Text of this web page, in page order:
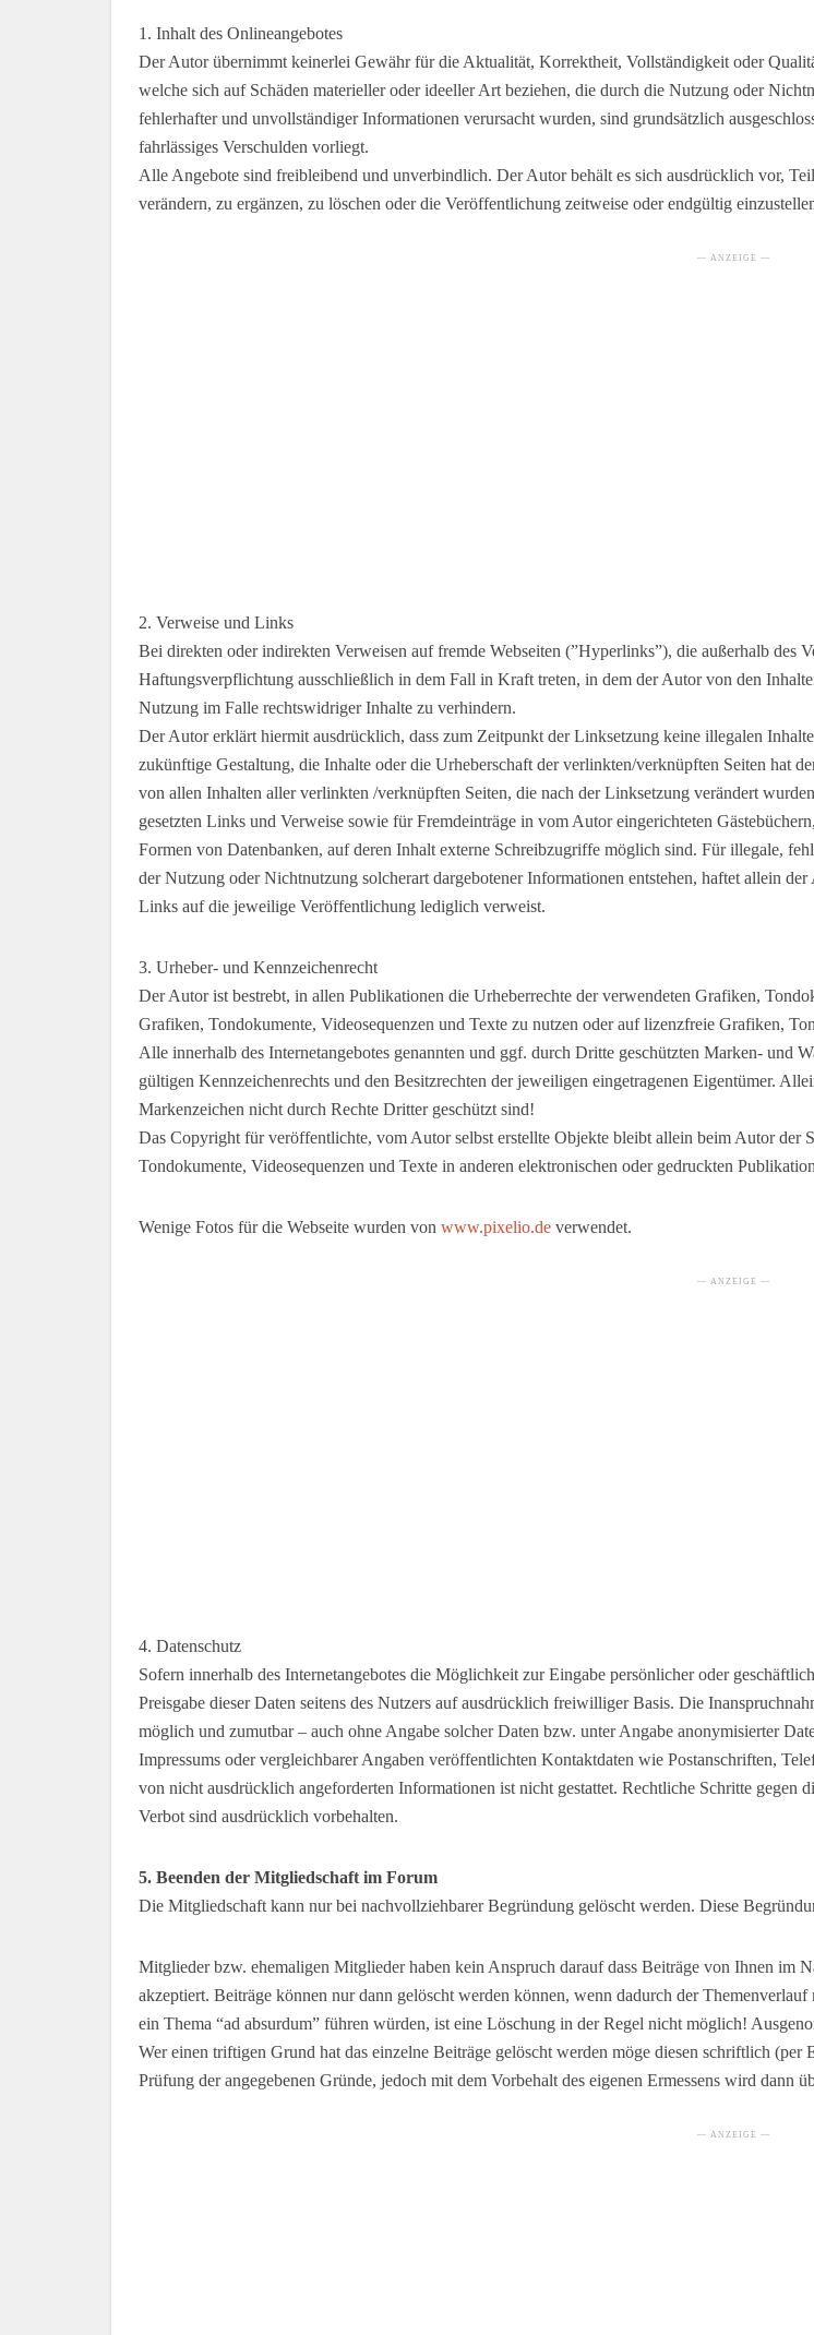
1. Inhalt des Onlineangebotes
Der Autor übernimmt keinerlei Gewähr für die Aktualität, Korrektheit, Vollständigkeit oder
welche sich auf Schäden materieller oder ideeller Art beziehen, die durch die Nutzung oder
fehlerhafter und unvollständiger Informationen verursacht wurden, sind grundsätzlich
fahrlässiges Verschulden vorliegt.
Alle Angebote sind freibleibend und unverbindlich. Der Autor behält es sich ausdrücklich vor,
verändern, zu ergänzen, zu löschen oder die Veröffentlichung zeitweise oder endgültig
— ANZEIGE —
2. Verweise und Links
Bei direkten oder indirekten Verweisen auf fremde Webseiten (”Hyperlinks”), die außerhalb des
Haftungsverpflichtung ausschließlich in dem Fall in Kraft treten, in dem der Autor von den
Nutzung im Falle rechtswidriger Inhalte zu verhindern.
Der Autor erklärt hiermit ausdrücklich, dass zum Zeitpunkt der Linksetzung keine illegalen
zukünftige Gestaltung, die Inhalte oder die Urheberschaft der verlinkten/verknüpften Seiten hat
von allen Inhalten aller verlinkten /verknüpften Seiten, die nach der Linksetzung verändert
gesetzten Links und Verweise sowie für Fremdeinträge in vom Autor eingerichteten
Formen von Datenbanken, auf deren Inhalt externe Schreibzugriffe möglich sind. Für illegale,
der Nutzung oder Nichtnutzung solcherart dargebotener Informationen entstehen, haftet allein
Links auf die jeweilige Veröffentlichung lediglich verweist.
3. Urheber- und Kennzeichenrecht
Der Autor ist bestrebt, in allen Publikationen die Urheberrechte der verwendeten Grafiken,
Grafiken, Tondokumente, Videosequenzen und Texte zu nutzen oder auf lizenzfreie Grafiken,
Alle innerhalb des Internetangebotes genannten und ggf. durch Dritte geschützten Marken- und
gültigen Kennzeichenrechts und den Besitzrechten der jeweiligen eingetragenen Eigentümer.
Markenzeichen nicht durch Rechte Dritter geschützt sind!
Das Copyright für veröffentlichte, vom Autor selbst erstellte Objekte bleibt allein beim Autor der
Tondokumente, Videosequenzen und Texte in anderen elektronischen oder gedruckten
Wenige Fotos für die Webseite wurden von www.pixelio.de verwendet.
— ANZEIGE —
4. Datenschutz
Sofern innerhalb des Internetangebotes die Möglichkeit zur Eingabe persönlicher oder
Preisgabe dieser Daten seitens des Nutzers auf ausdrücklich freiwilliger Basis. Die
möglich und zumutbar – auch ohne Angabe solcher Daten bzw. unter Angabe anonymisierter
Impressums oder vergleichbarer Angaben veröffentlichten Kontaktdaten wie Postanschriften,
von nicht ausdrücklich angeforderten Informationen ist nicht gestattet. Rechtliche Schritte gegen
Verbot sind ausdrücklich vorbehalten.
5. Beenden der Mitgliedschaft im Forum
Die Mitgliedschaft kann nur bei nachvollziehbarer Begründung gelöscht werden. Diese
Mitglieder bzw. ehemaligen Mitglieder haben kein Anspruch darauf dass Beiträge von Ihnen im
akzeptiert. Beiträge können nur dann gelöscht werden können, wenn dadurch der
ein Thema “ad absurdum” führen würden, ist eine Löschung in der Regel nicht möglich!
Wer einen triftigen Grund hat das einzelne Beiträge gelöscht werden möge diesen schriftlich
Prüfung der angegebenen Gründe, jedoch mit dem Vorbehalt des eigenen Ermessens wird dann
— ANZEIGE —